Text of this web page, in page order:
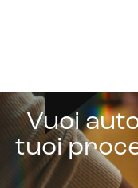
Vuoi
tuoi